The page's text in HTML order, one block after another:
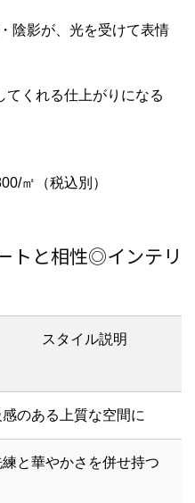
陰影が、光を受けて表情
てくれる仕上がりになる
㎡（税込別）
トと相性◎インテリ
スタイル説明
のある上質な空間に
と華やかさを併せ持つ